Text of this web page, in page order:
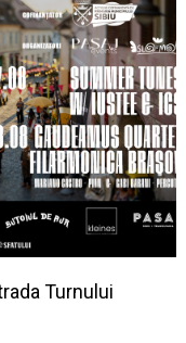
Turnului